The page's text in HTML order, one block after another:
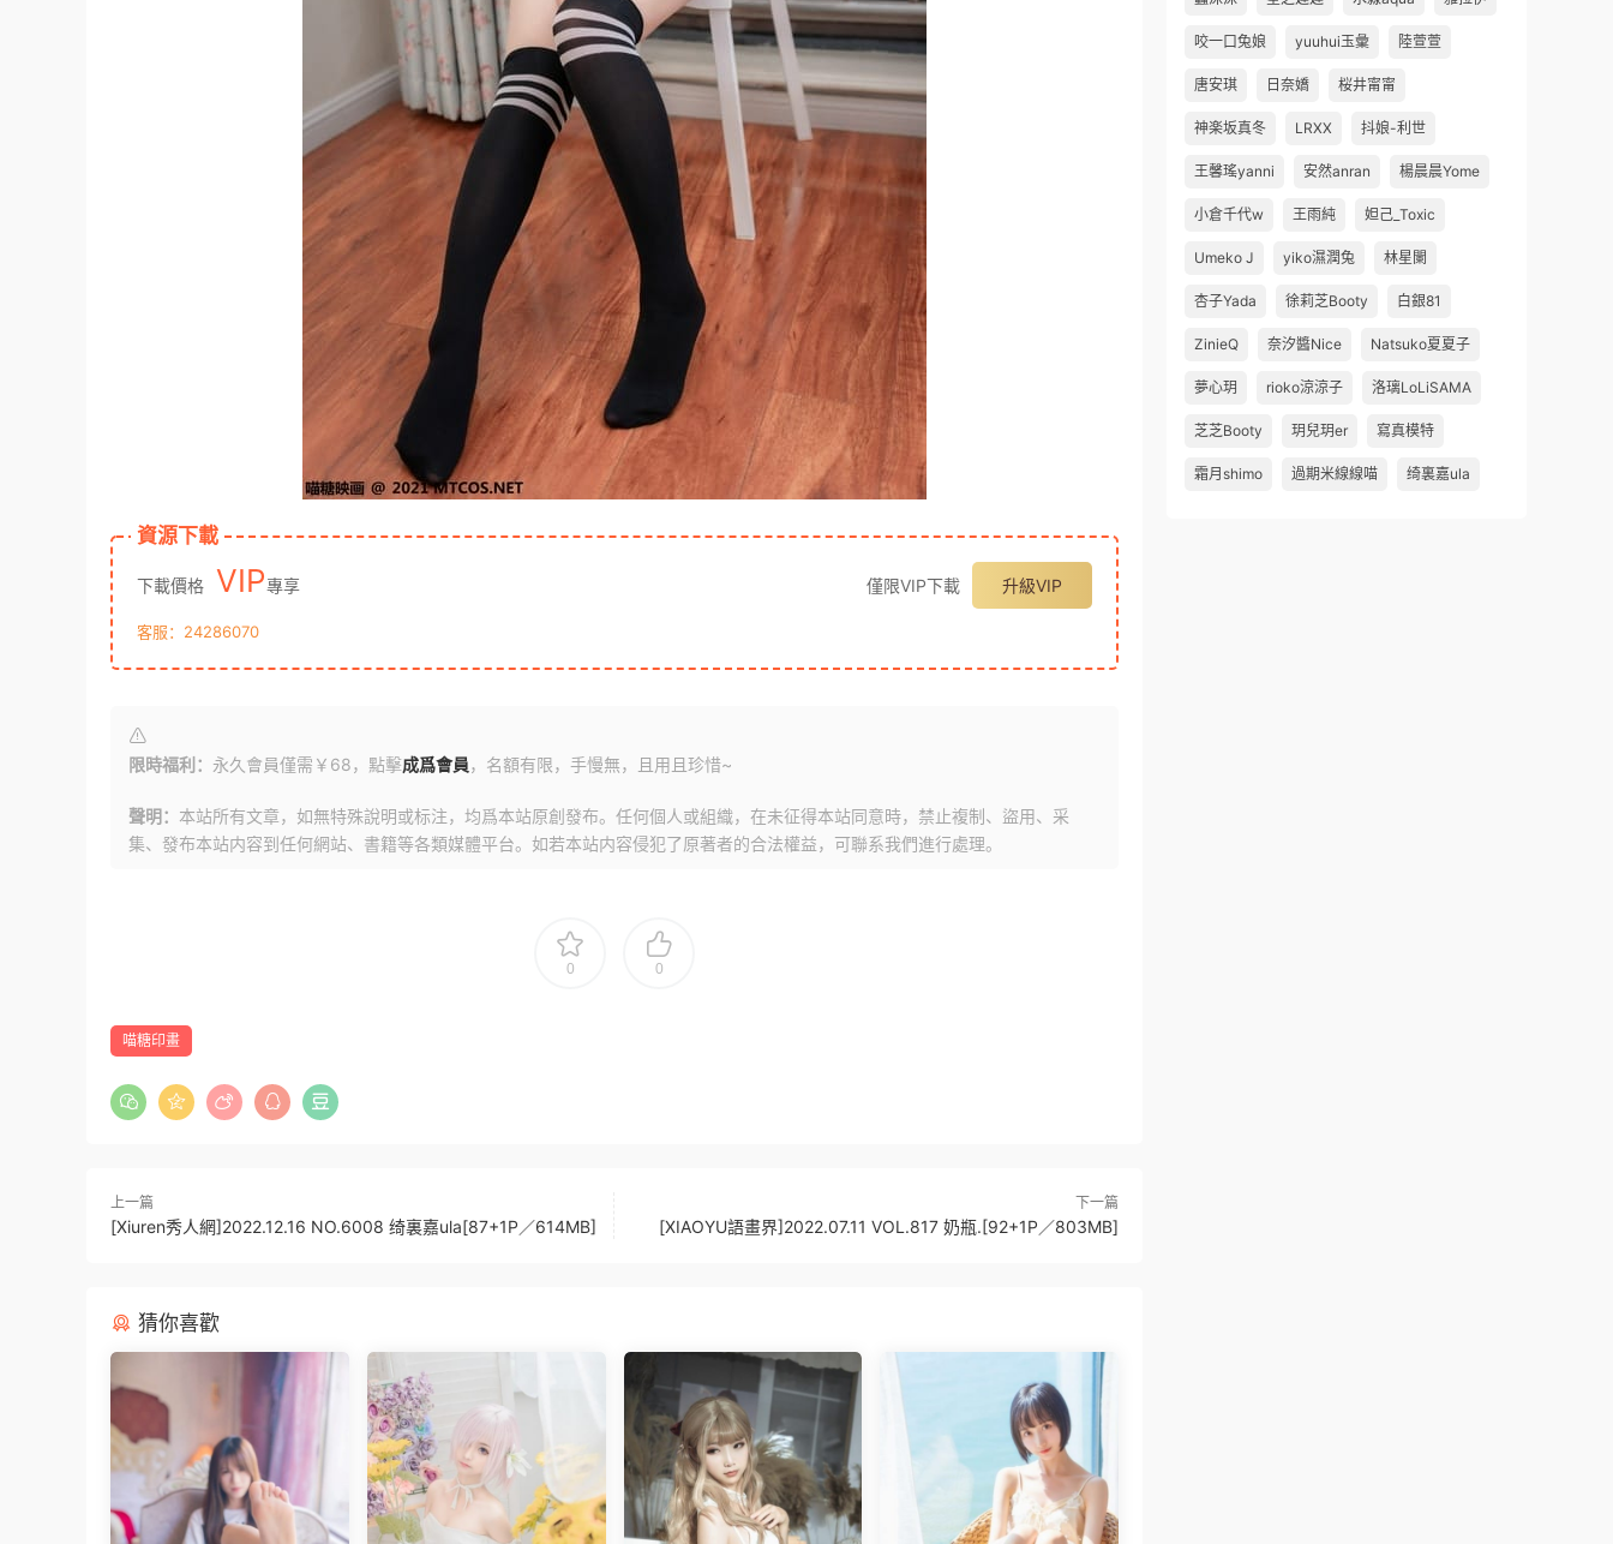
資源下載
下載價格 VIP專享 僅限VIP下載 升級VIP
客服：24286070
限時福利： 永久會員僅需￥68，點擊成爲會員，名額有限，手慢無，且用且珍惜~
聲明： 本站所有文章，如無特殊說明或标注，均爲本站原創發布。任何個人或組織，在未征得本站同意時，禁止複制、盜用、采
集、發布本站内容到任何網站、書籍等各類媒體平台。如若本站内容侵犯了原著者的合法權益，可聯系我們進行處理。
0 0
喵糖印畫
上一篇
[Xiuren秀人網]2022.12.16 NO.6008 绮裏嘉ula[87+1P／614MB]
下一篇
[XIAOYU語畫界]2022.07.11 VOL.817 奶瓶.[92+1P／803MB]
猜你喜歡
咬一口兔娘 yuuhui玉彙 陸萱萱
唐安琪 日奈嬌 桜井甯甯
神楽坂真冬 LRXX 抖娘-利世
王馨瑤yanni 安然anran 楊晨晨Yome
小倉千代w 王雨純 妲己_Toxic
Umeko J yiko濕潤兔 林星闌
杏子Yada 徐莉芝Booty 白銀81
ZinieQ 奈汐醬Nice Natsuko夏夏子
夢心玥 rioko涼涼子 洛璃LoLiSAMA
芝芝Booty 玥兒玥er 寫真模特
霜月shimo 過期米線線喵 绮裏嘉ula